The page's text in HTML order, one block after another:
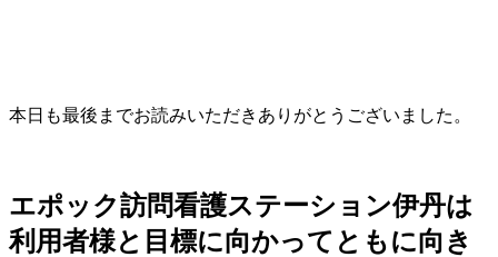
本日も最後までお読みいただきありがとうございました。
エポック訪問看護ステーション伊丹は
利用者様と目標に向かってともに向き